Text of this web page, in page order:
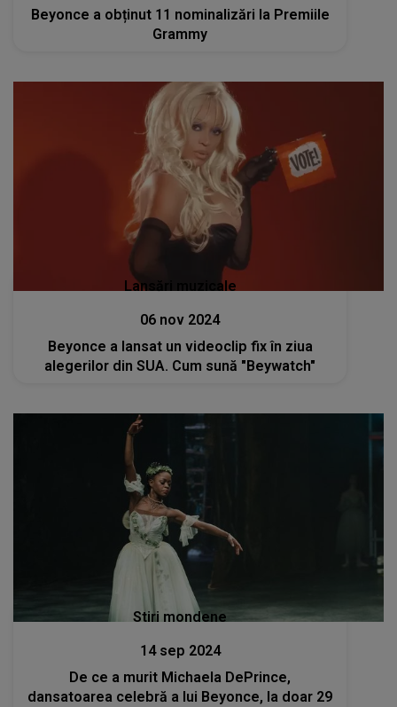
Beyonce a obținut 11 nominalizări la Premiile
Grammy
Lansări muzicale
06 nov 2024
Beyonce a lansat un videoclip fix în ziua
alegerilor din SUA. Cum sună "Beywatch"
Stiri mondene
14 sep 2024
De ce a murit Michaela DePrince,
dansatoarea celebră a lui Beyonce, la doar 29